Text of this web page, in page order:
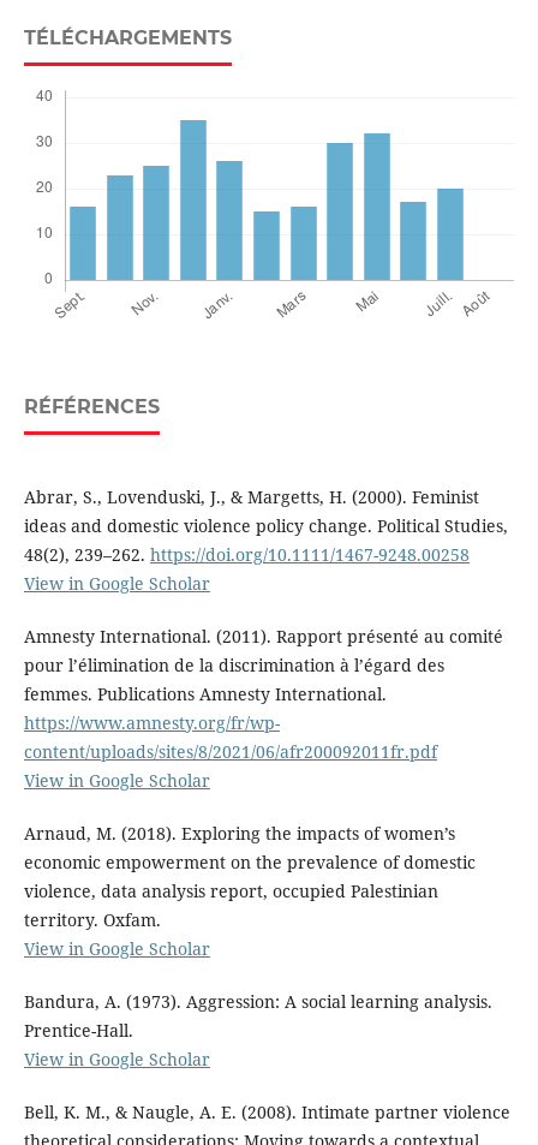
TÉLÉCHARGEMENTS
RÉFÉRENCES
Abrar, S., Lovenduski, J., & Margetts, H. (2000). Feminist
ideas and domestic violence policy change. Political Studies,
48(2), 239–262. https://doi.org/10.1111/1467-9248.00258
View in Google Scholar
Amnesty International. (2011). Rapport présenté au comité
pour l’élimination de la discrimination à l’égard des
femmes. Publications Amnesty International.
https://www.amnesty.org/fr/wp-
content/uploads/sites/8/2021/06/afr200092011fr.pdf
View in Google Scholar
Arnaud, M. (2018). Exploring the impacts of women’s
economic empowerment on the prevalence of domestic
violence, data analysis report, occupied Palestinian
territory. Oxfam.
View in Google Scholar
Bandura, A. (1973). Aggression: A social learning analysis.
Prentice-Hall.
View in Google Scholar
Bell, K. M., & Naugle, A. E. (2008). Intimate partner violence